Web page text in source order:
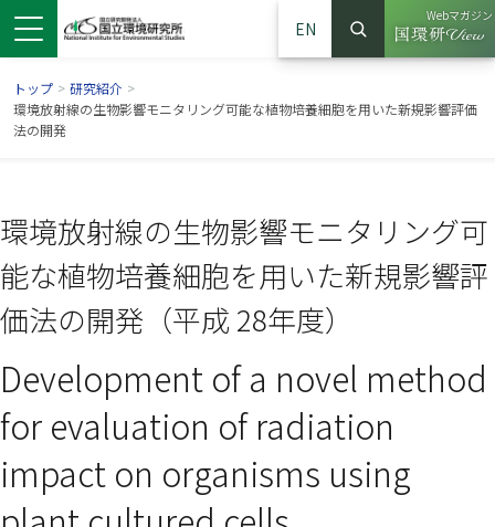
ドウで開きます）
ンドウで開きます）
ウインドウで開きます）
EN
サイト内検索
検索
Webマガジン
（別ウイ
トップ > 研究紹介 >
環境放射線の生物影響モニタリング可能な植物培養細胞を用いた新規影響評価
法の開発
環境放射線の生物影響モニタリング可
能な植物培養細胞を用いた新規影響評
価法の開発（平成 28年度）
Development of a novel method
for evaluation of radiation
impact on organisms using